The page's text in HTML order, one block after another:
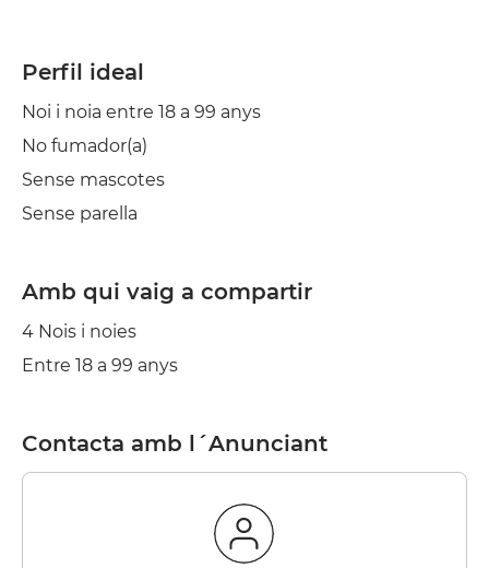
Perfil ideal
Noi i noia entre 18 a 99 anys
No fumador(a)
Sense mascotes
Sense parella
Amb qui vaig a compartir
4 Nois i noies
Entre 18 a 99 anys
Contacta amb l´Anunciant